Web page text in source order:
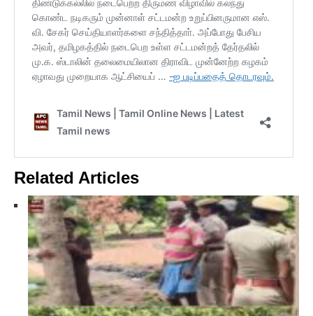
Related Articles